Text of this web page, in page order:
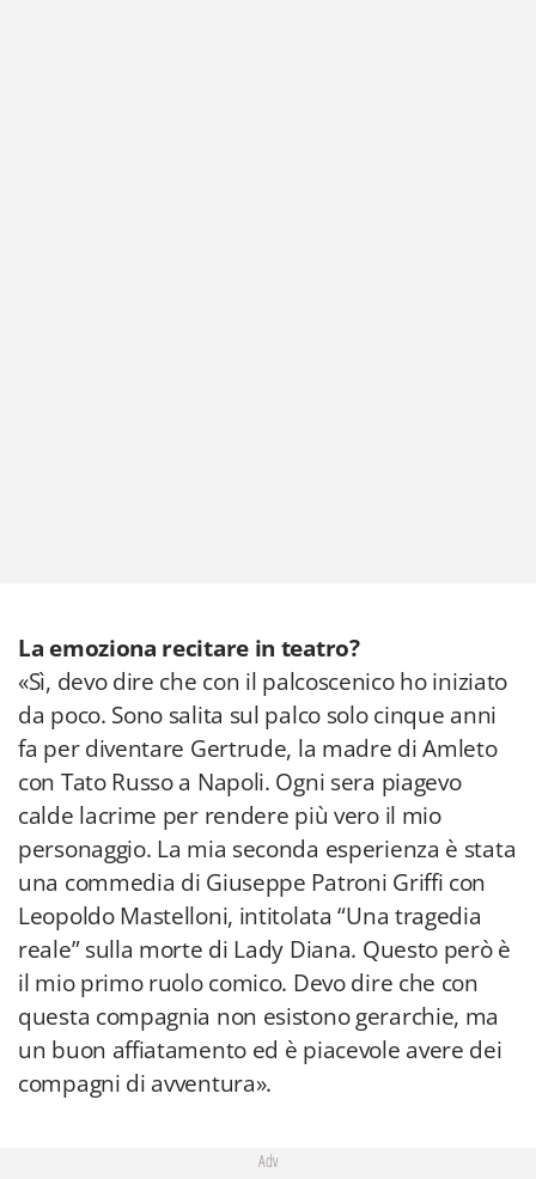
La emoziona recitare in teatro?
«Sì, devo dire che con il palcoscenico ho iniziato
da poco. Sono salita sul palco solo cinque anni
fa per diventare Gertrude, la madre di Amleto
con Tato Russo a Napoli. Ogni sera piagevo
calde lacrime per rendere più vero il mio
personaggio. La mia seconda esperienza è stata
una commedia di Giuseppe Patroni Griffi con
Leopoldo Mastelloni, intitolata “Una tragedia
reale” sulla morte di Lady Diana. Questo però è
il mio primo ruolo comico. Devo dire che con
questa compagnia non esistono gerarchie, ma
un buon affiatamento ed è piacevole avere dei
compagni di avventura».
Adv